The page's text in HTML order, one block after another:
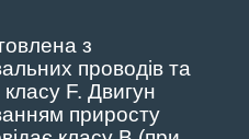
​​з
проводів та
класу F. Двигун
приросту